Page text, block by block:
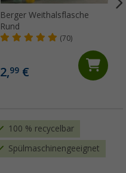
Berger Weithalsflasche
Rund
(70)
2,99€
100 % recycelbar
Spülmaschinengeeignet